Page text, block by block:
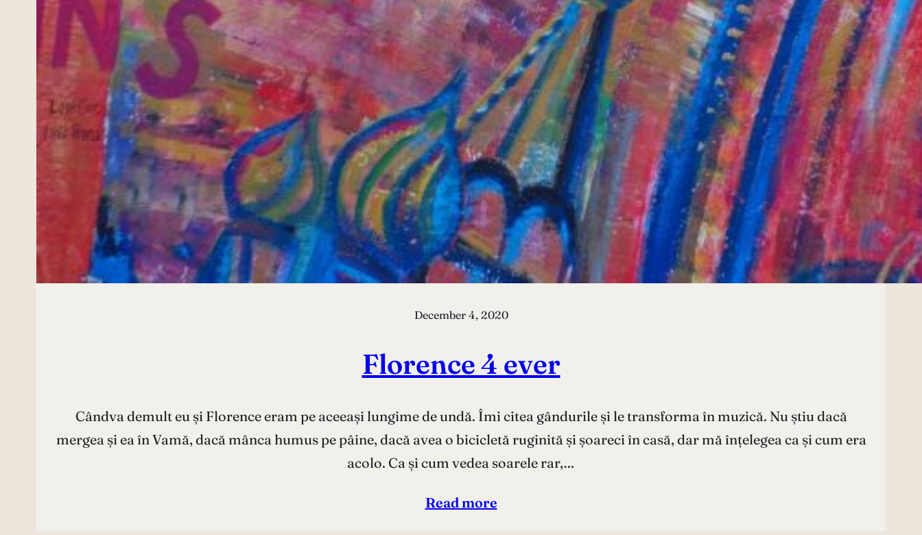
December 4, 2020
Florence 4 ever
Cândva demult eu și Florence eram pe aceeași lungime de undă. Îmi citea gândurile și le transforma în muzică. Nu știu dacă
mergea și ea în Vamă, dacă mânca humus pe pâine, dacă avea o bicicletă ruginită și șoareci în casă, dar mă înțelegea ca și cum era
acolo. Ca și cum vedea soarele rar,…
Read more